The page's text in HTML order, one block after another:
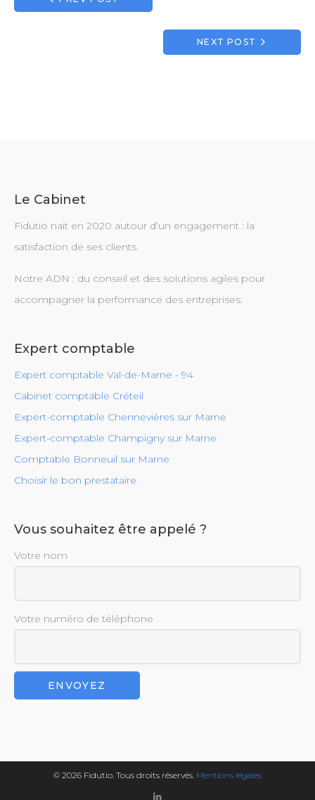
de
NEXT POST
Le Cabinet
Fidutio nait en 2020 autour d’un engagement : la
satisfaction de ses clients.
Notre ADN : du conseil et des solutions agiles pour
accompagner la performance des entreprises.
Expert comptable
Expert comptable Val-de-Marne - 94
Cabinet comptable Créteil
Expert-comptable Chennevières sur Marne
Expert-comptable Champigny sur Marne
Comptable Bonneuil sur Marne
Choisir le bon prestataire
Vous souhaitez être appelé ?
Votre nom
Votre numéro de téléphone
© 2026 Fidutio. Tous droits réservés. Mentions légales